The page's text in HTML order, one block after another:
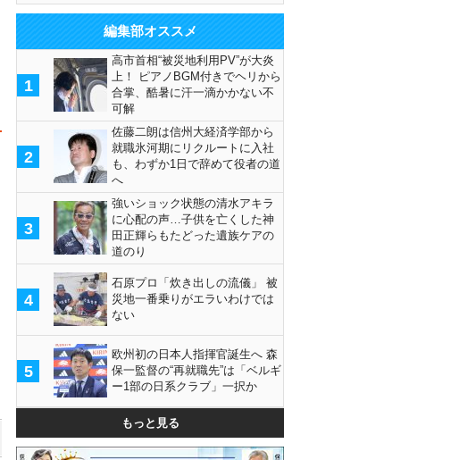
編集部オススメ
1
高市首相“被災地利用PV”が大炎
上！ ピアノBGM付きでヘリから
合掌、酷暑に汗一滴かかない不
可解
2
佐藤二朗は信州大経済学部から
就職氷河期にリクルートに入社
も、わずか1日で辞めて役者の道
へ
3
強いショック状態の清水アキラ
に心配の声…子供を亡くした神
田正輝らもたどった遺族ケアの
道のり
4
石原プロ「炊き出しの流儀」 被
災地一番乗りがエラいわけでは
ない
5
欧州初の日本人指揮官誕生へ 森
保一監督の“再就職先”は「ベルギ
ー1部の日系クラブ」一択か
もっと見る